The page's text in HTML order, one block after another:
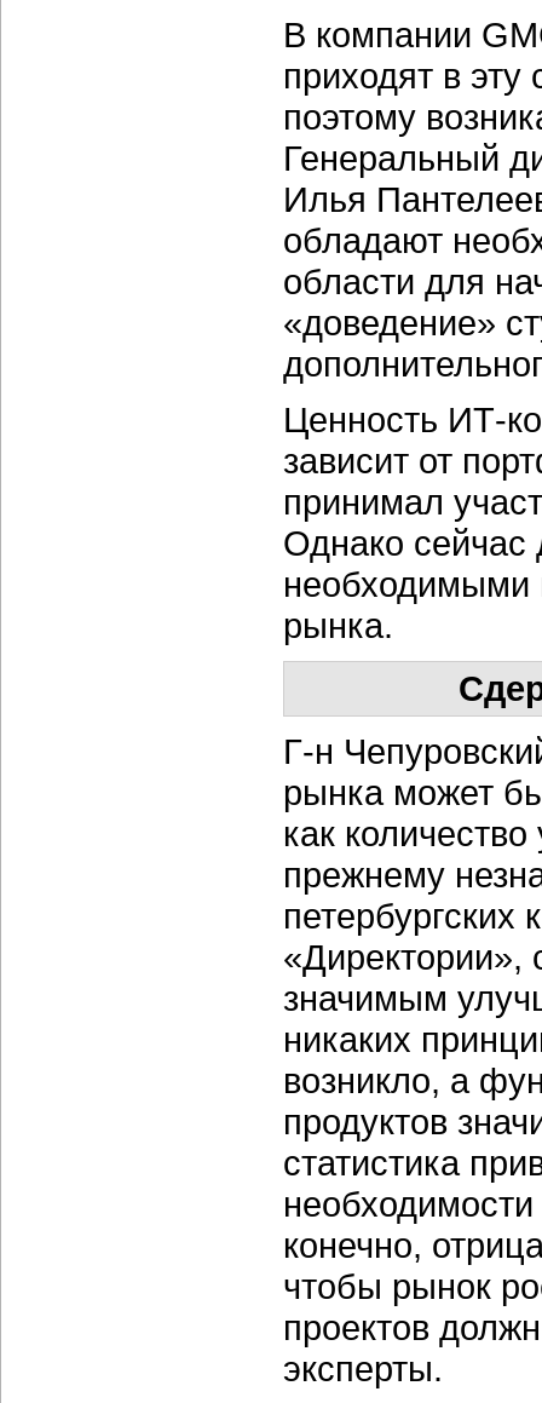
В компании
приходят в
поэтому
Генеральный
Илья
обладают
области для
«доведение»
Ценность ИТ-
зависит от
принимал
Однако сейчас
необходимыми
рынка.
Г-н
рынка может
как
прежнему
«Директории»,
значимым
никаких
возникло, а
продуктов
статистика
конечно,
чтобы рынок
проектов
эксперты.